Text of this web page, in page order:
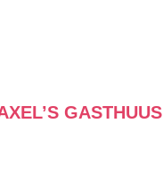
GASTHUUS